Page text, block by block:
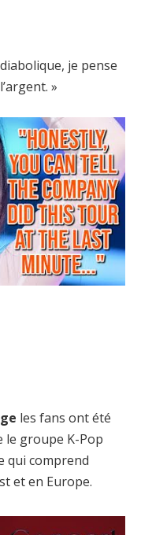
je pense
»
les fans ont été
le groupe K-Pop
qui comprend
et en Europe.